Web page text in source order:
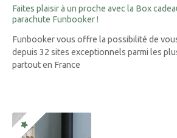
Faites plaisir à un proche avec la Box
parachute Funbooker !
Funbooker vous offre la possibilité de
depuis 32 sites exceptionnels parmi les
partout en France